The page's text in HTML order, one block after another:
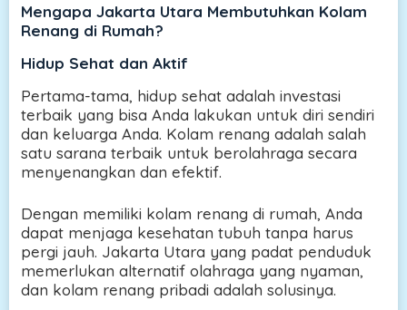
Mengapa Jakarta Utara Membutuhkan Kolam
Renang di Rumah?
Hidup Sehat dan Aktif
Pertama-tama, hidup sehat adalah investasi
terbaik yang bisa Anda lakukan untuk diri sendiri
dan keluarga Anda. Kolam renang adalah salah
satu sarana terbaik untuk berolahraga secara
menyenangkan dan efektif.
Dengan memiliki kolam renang di rumah, Anda
dapat menjaga kesehatan tubuh tanpa harus
pergi jauh. Jakarta Utara yang padat penduduk
memerlukan alternatif olahraga yang nyaman,
dan kolam renang pribadi adalah solusinya.